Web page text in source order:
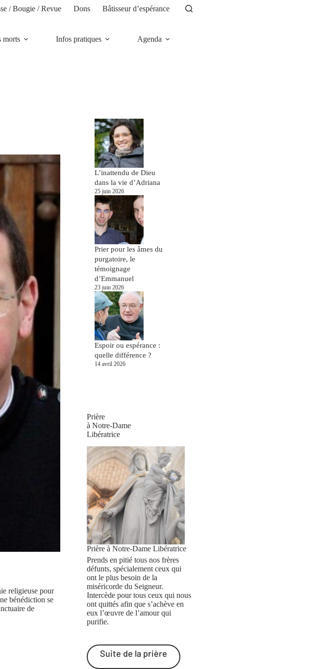
/ Bougie / Revue Dons Bâtisseur d’espérance
morts Infos pratiques Agenda
religieuse pour
bénédiction se
de
L’inattendu de Dieu
dans la vie d’Adriana
25 juin 2026
Prier pour les âmes du
purgatoire, le
témoignage
d’Emmanuel
23 juin 2026
Espoir ou espérance :
quelle différence ?
14 avril 2026
Prière
à Notre-Dame
Libératrice
Prière à Notre-Dame Libératrice
Prends en pitié tous nos frères
défunts, spécialement ceux qui
ont le plus besoin de la
miséricorde du Seigneur.
Intercède pour tous ceux qui nous
ont quittés afin que s’achève en
eux l’œuvre de l’amour qui
purifie.
Suite de la prière